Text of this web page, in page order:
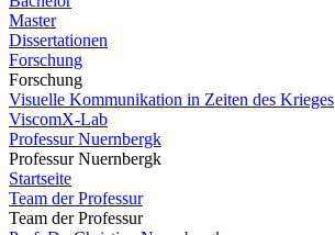
Master
Dissertationen
Forschung
Forschung
Visuelle Kommunikation in Zeiten des Krieges
ViscomX-Lab
Professur Nuernbergk
Professur Nuernbergk
Startseite
Team der Professur
Team der Professur